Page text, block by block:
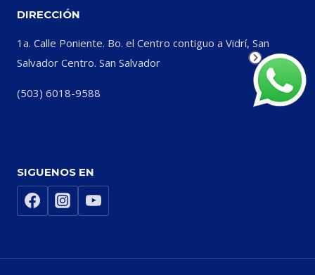
DIRECCIÓN
1a. Calle Poniente. Bo. el Centro contiguo a Vidrí, San
Salvador Centro. San Salvador
(503) 6018-9588
SIGUENOS EN